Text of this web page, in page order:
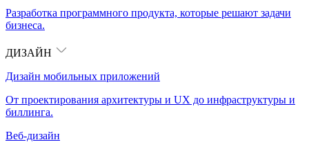
Разработка программного продукта, которые решают задачи
бизнеса.
ДИЗАЙН
Дизайн мобильных приложений
От проектирования архитектуры и UX до инфраструктуры и
биллинга.
Веб-дизайн